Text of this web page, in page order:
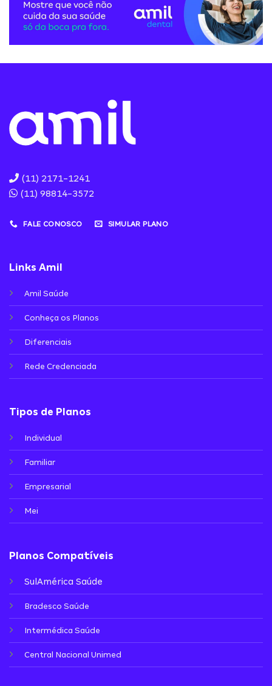
(11) 2171-1241
(11) 98814-3572
FALE CONOSCO SIMULAR PLANO
Links Amil
Amil Saúde
Conheça os Planos
Diferenciais
Rede Credenciada
Tipos de Planos
Individual
Familiar
Empresarial
Mei
Planos Compatíveis
SulAmérica Saúde
Bradesco Saúde
Intermédica Saúde
Central Nacional Unimed